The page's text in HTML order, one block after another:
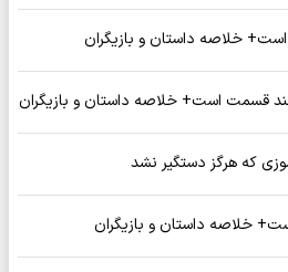
خلاصه داستان و بازیگران
قسمت است+ خلاصه داستان و بازیگران
که هرگز دستگیر نشد
خلاصه داستان و بازیگران